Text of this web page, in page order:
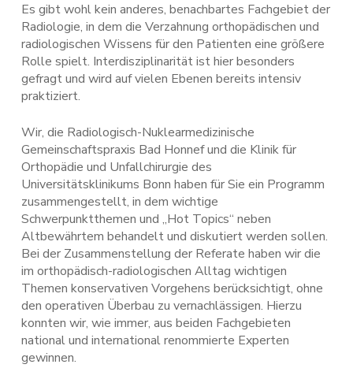
Es gibt wohl kein anderes, benachbartes Fachgebiet der
Radiologie, in dem die Verzahnung orthopädischen und
radiologischen Wissens für den Patienten eine größere
Rolle spielt. Interdisziplinarität ist hier besonders
gefragt und wird auf vielen Ebenen bereits intensiv
praktiziert.
Wir, die Radiologisch-Nuklearmedizinische
Gemeinschaftspraxis Bad Honnef und die Klinik für
Orthopädie und Unfallchirurgie des
Universitätsklinikums Bonn haben für Sie ein Programm
zusammengestellt, in dem wichtige
Schwerpunktthemen und „Hot Topics“ neben
Altbewährtem behandelt und diskutiert werden sollen.
Bei der Zusammenstellung der Referate haben wir die
im orthopädisch-radiologischen Alltag wichtigen
Themen konservativen Vorgehens berücksichtigt, ohne
den operativen Überbau zu vernachlässigen. Hierzu
konnten wir, wie immer, aus beiden Fachgebieten
national und international renommierte Experten
gewinnen.